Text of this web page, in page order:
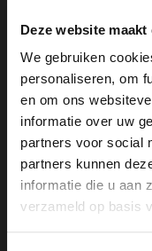
Deze website
We gebruiken
personaliseren, om
en om ons
informatie over uw
partners voor social
partners kunnen
informatie die u aan
verzameld op basis